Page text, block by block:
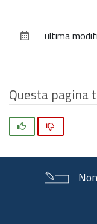
alle
dimensioni
documento
ultima
Questa pagina